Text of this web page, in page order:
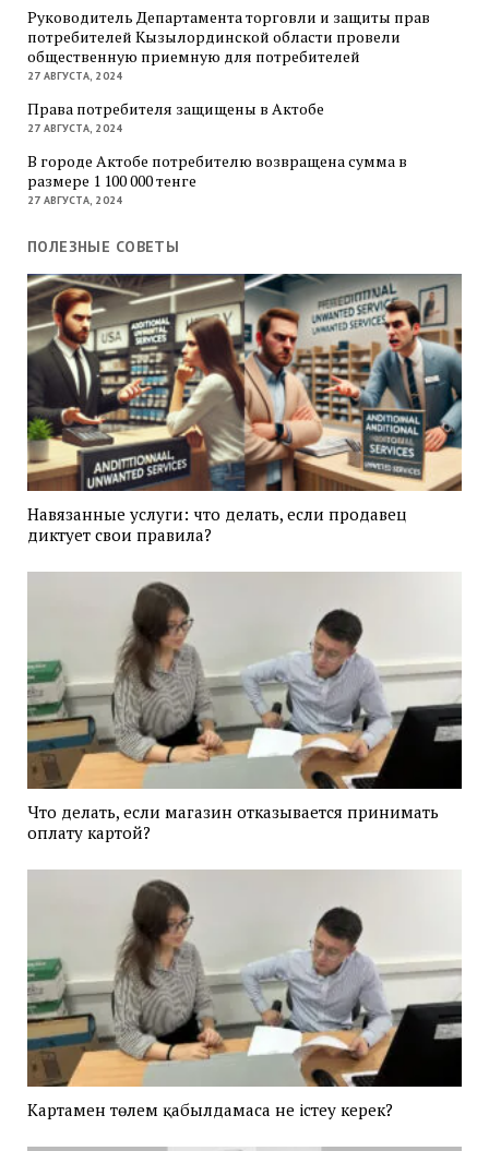
Руководитель Департамента торговли и защиты прав
потребителей Кызылординской области провели
общественную приемную для потребителей
27 АВГУСТА, 2024
Права потребителя защищены в Актобе
27 АВГУСТА, 2024
В городе Актобе потребителю возвращена сумма в
размере 1 100 000 тенге
27 АВГУСТА, 2024
ПОЛЕЗНЫЕ СОВЕТЫ
Навязанные услуги: что делать, если продавец
диктует свои правила?
Что делать, если магазин отказывается принимать
оплату картой?
Картамен төлем қабылдамаса не істеу керек?